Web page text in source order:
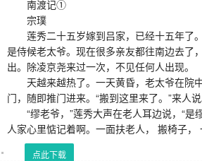
南渡记①
宗璞
莲秀二十五岁嫁到吕家，已经十五年了
是侍候老太爷。现在很多亲友都往南边去了
出。除凌京尧来过一次，不见任何人出现。
天越来越热了。一天黄昏，老太爷在院
门，随即推门进来。“搬到这里来了。”来人说
“缪老爷，”莲秀大声在老人耳边说，“是
人家心里惦记着啊。一面扶老人， 搬椅子，
点此下载